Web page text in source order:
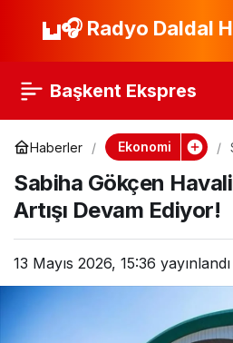
🎧 Radyo Daldal
Başkent Ekspres
Haberler Ekonomi
Sabiha Gökçen
Artışı Devam Ediyor!
13 Mayıs 2026, 15:36 yayınlandı
Yenilenebilir Enerji
Belirlendi